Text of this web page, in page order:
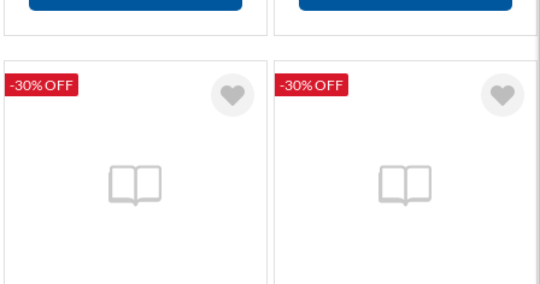
-30% OFF -30% OFF